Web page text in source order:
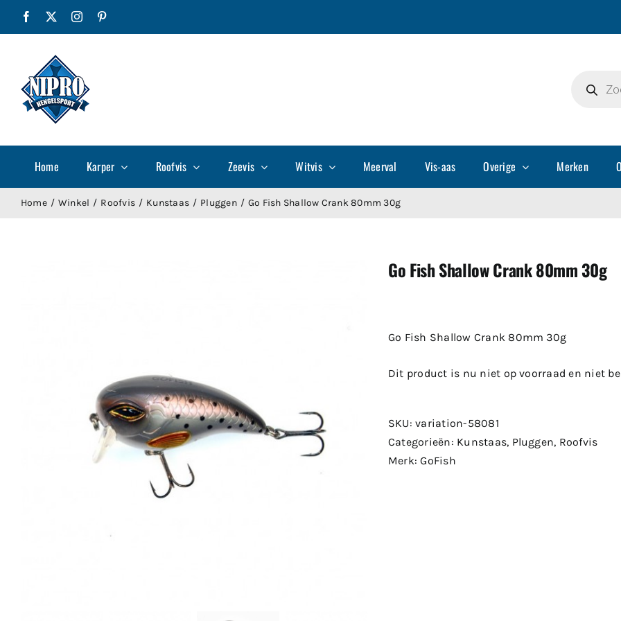
Facebook Instagram
zoeken
Home Karper Roofvis Zeevis Witvis Meerval Vis-aas Overige Merken
Home Winkel Roofvis Kunstaas Pluggen Go Fish Shallow Crank 80mm 30g
Go Fish Shallow Crank 80mm 30g
Go Fish Shallow Crank 80mm 30g
Dit product is nu niet op voorraad en niet
SKU:variation-58081
Categorieën: Kunstaas, Pluggen, Roofvis
Merk:GoFish